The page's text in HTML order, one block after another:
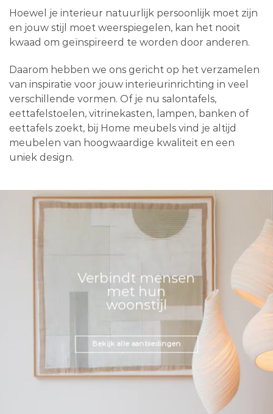
Hoewel je interieur natuurlijk persoonlijk moet zijn
en jouw stijl moet weerspiegelen, kan het nooit
kwaad om geïnspireerd te worden door anderen.
Daarom hebben we ons gericht op het verzamelen
van inspiratie voor jouw interieurinrichting in veel
verschillende vormen. Of je nu salontafels,
eettafelstoelen, vitrinekasten, lampen, banken of
eettafels zoekt, bij Home meubels vind je altijd
meubelen van hoogwaardige kwaliteit en een
uniek design.
Verbindt mensen
met hun
woonstijl
Bekijk alle aanbiedingen